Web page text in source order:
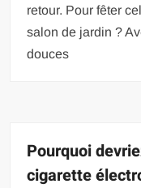
retour. Pour fêter
salon de jardin ?
douces
Pourquoi
cigarette